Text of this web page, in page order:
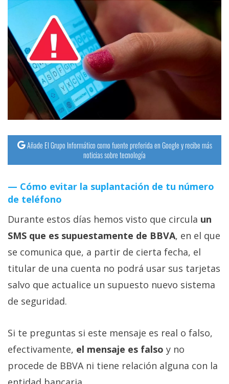
Añade El Grupo Informático como fuente preferida en Google y recibe más
noticias sobre tecnología
Cómo evitar la suplantación de tu número
de teléfono
Durante estos días hemos visto que circula un
SMS que es supuestamente de BBVA, en el que
se comunica que, a partir de cierta fecha, el
titular de una cuenta no podrá usar sus tarjetas
salvo que actualice un supuesto nuevo sistema
de seguridad.
Si te preguntas si este mensaje es real o falso,
efectivamente, el mensaje es falso y no
procede de BBVA ni tiene relación alguna con la